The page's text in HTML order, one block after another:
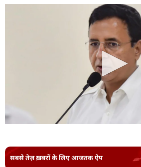
सबसे तेज़ ख़बरों के लिए आजतक ऐप